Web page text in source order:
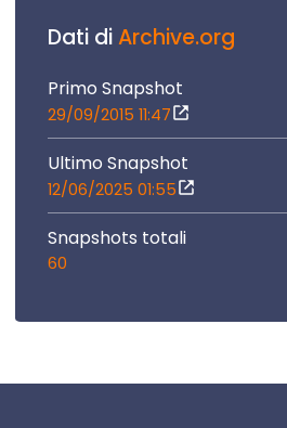
Dati diArchive.org
Primo Snapshot
29/09/2015 11:47
Ultimo Snapshot
12/06/2025 01:55
Snapshots totali
60